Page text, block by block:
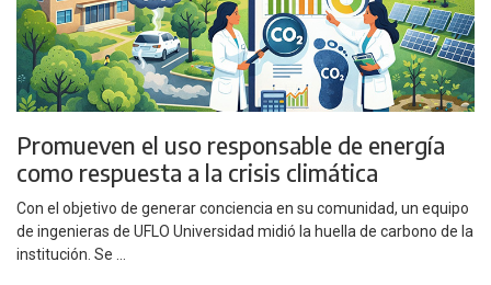
Promueven el uso responsable de energía
como respuesta a la crisis climática
Con el objetivo de generar conciencia en su comunidad, un equipo
de ingenieras de UFLO Universidad midió la huella de carbono de la
institución. Se ...